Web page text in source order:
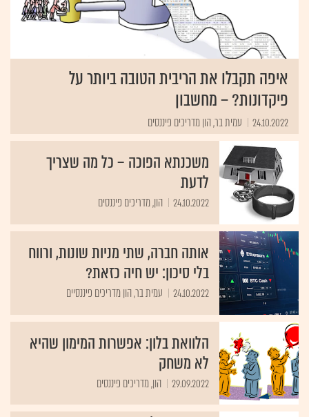
איפה תקבלו את הריבית הטובה ביותר על
פיקדונות? – מחשבון
24.10.2022 עמית בר, הון מדריכים פיננסים
משכנתא הפוכה – כל מה שצריך
לדעת
24.10.2022 הון, מדריכים פיננסים
אותה חברה, שתי מניות שונות, ורווח
בלי סיכון: יש חיה כזאת?
24.10.2022 עמית בר, הון מדריכים פיננסיים
הלוואת בלון: אפשרות המימון שהיא
לא משחק
29.09.2022 הון, מדריכים פיננסים